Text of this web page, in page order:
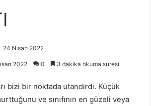
24 Nisan 2022
2022 0 3 dakika okuma süresi
bizi bir noktada utandırdı. Küçük
ve sınıfının en güzeli veya